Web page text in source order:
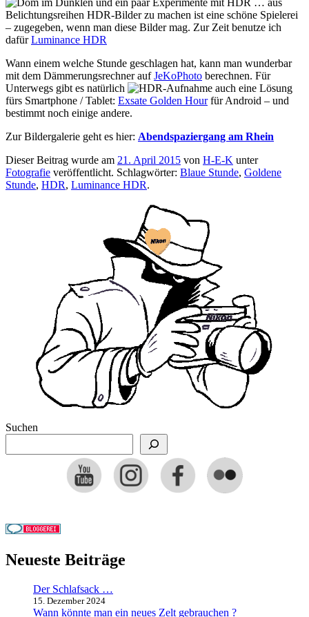
und ein paar Experimente mit HDR … aus
Belichtungsreihen HDR-Bilder zu machen ist eine schöne Spielerei
– zugegeben, wenn man diese Bilder mag. Zur Zeit benutze ich
dafürLuminance HDR
Wann einem welche Stunde geschlagen hat, kann man wunderbar
mit dem Dämmerungsrechner aufJeKoPhoto berechnen. Für
Unterwegs gibt es natürlich
auch eine Lösung
fürs Smartphone / Tablet: Exsate Golden Hourfür Android – und
bestimmt noch einige andere.
Zur Bildergalerie geht es hier: Abendspaziergang am Rhein
Dieser Beitrag wurde am 21. April 2015 von H-E-K unter
Fotografie veröffentlicht. Schlagwörter: Blaue Stunde, Goldene
Stunde, HDR, Luminance HDR.
Suchen
Neueste Beiträge
Der Schlafsack …
15. Dezember 2024
Wann könnte man ein neues Zelt gebrauchen ?